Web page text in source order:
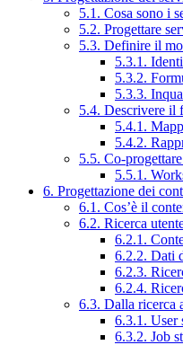
5.1. Cosa sono i
5.2. Progettare
5.3. Definire il
5.3.1.
5.3.2.
5.3.3.
5.4. Descrivere il
5.4.1.
5.4.2.
5.5. Co-
5.5.1.
6. Progettazione dei
6.1. Cos’è il
6.2. Ricerca
6.2.1.
6.2.2. Dati
6.2.3.
6.2.4.
6.3. Dalla ricerca
6.3.1. User
6.3.2. Job